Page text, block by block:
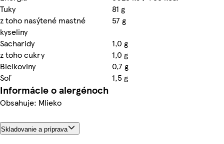
Tuky
81 g
z toho nasýtené mastné
kyseliny
57 g
Sacharidy
1,0 g
z toho cukry
1,0 g
Bielkoviny
0,7 g
Soľ
1,5 g
Informácie o alergénoch
Obsahuje: Mlieko
Skladovanie a príprava